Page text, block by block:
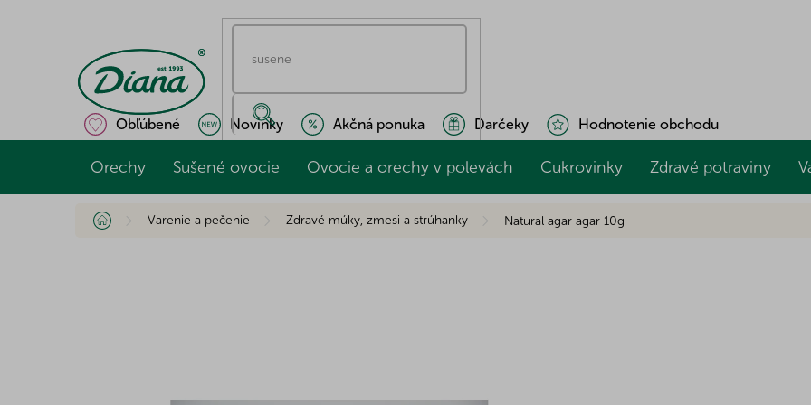
Obľúbené Novinky Akčná ponuka Darčeky Hodnotenie obchodu
Orechy Sušené ovocie Ovocie a orechy v polevách Cukrovinky Zdravé potraviny
DomovVarenie a pečenie Zdravé múky, zmesi a strúhanky Natural agar agar 10g